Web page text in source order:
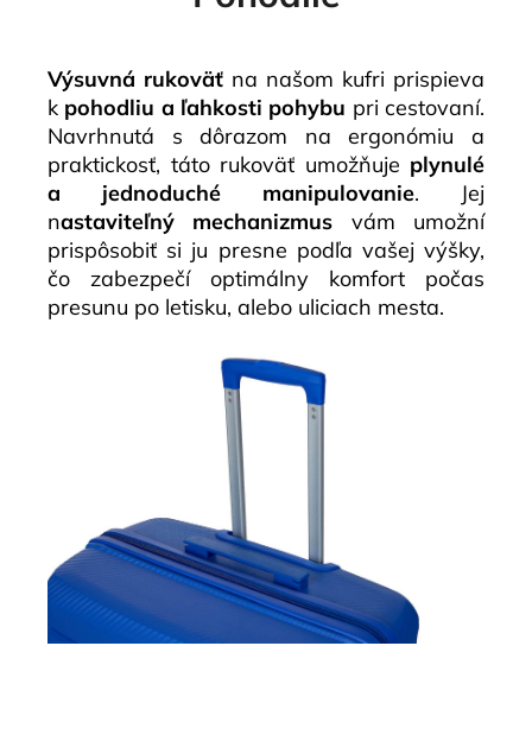
Výsuvná rukoväť na našom kufri prispieva
k pohodliu a ľahkosti pohybu pri cestovaní.
Navrhnutá s dôrazom na ergonómiu a
praktickosť, táto rukoväť umožňuje plynulé
a jednoduché manipulovanie. Jej
nastaviteľný mechanizmus vám umožní
prispôsobiť si ju presne podľa vašej výšky,
čo zabezpečí optimálny komfort počas
presunu po letisku, alebo uliciach mesta.